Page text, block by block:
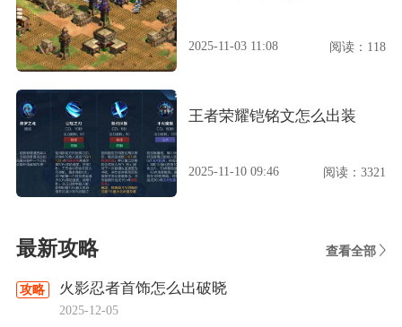
2025-11-03 11:08 阅读：118
王者荣耀铠铭文怎么出装
2025-11-10 09:46 阅读：3321
最新攻略 查看全部
攻略 火影忍者首饰怎么出破晓
2025-12-05